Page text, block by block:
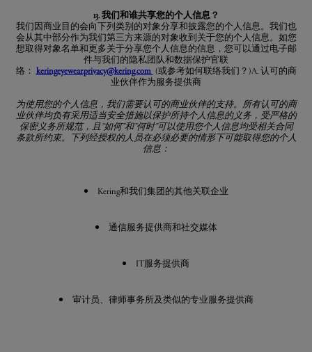
13. 我们和谁共享您的个人信息？
我们因商业目的会向下列类别的对象分享和披露您的个人信息。我们也
会从其中部分作为我们第三方来源的对象收到关于您的个人信息。如您
想取得对象名单和更多关于分享您个人信息的信息，您可以通过电子邮
件与我们的隐私团队和数据保护官联
络： keringeyewear.privacy@kering.com (或参考如何联络我们？)A. 认可的商
业伙伴作为服务提供商
为使用您的个人信息，我们需要认可的商业伙伴的支持。所有认可的商
业伙伴均负有采用适当安全措施以保护所持个人信息的义务，受严格的
保密义务所规范，且”如何”和”何时”可以使用您个人信息均受相关合同
条款所约束。下列经授权的人员在必须必要的情形下可能取得您的个人
信息：
Kering和我们集团的其他关联企业
通信服务提供商和社交媒体
IT服务提供商
审计员、律师事务所及类似的专业服务提供商